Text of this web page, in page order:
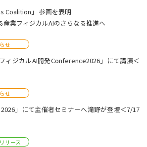
Coalition」 参画を表明
業フィジカルAIのさらなる推進へ
せ
ィジカルAI開発Conference2026」にて講演＜
せ
2026」にて主催者セミナーへ滝野が登壇＜7/17
リース